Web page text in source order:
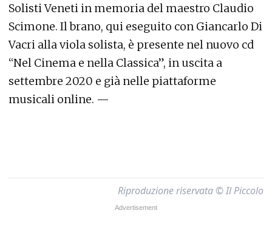
Solisti Veneti in memoria del maestro Claudio
Scimone. Il brano, qui eseguito con Giancarlo Di
Vacri alla viola solista, è presente nel nuovo cd
“Nel Cinema e nella Classica”, in uscita a
settembre 2020 e già nelle piattaforme
musicali online. —
Riproduzione riservata © Il Piccolo